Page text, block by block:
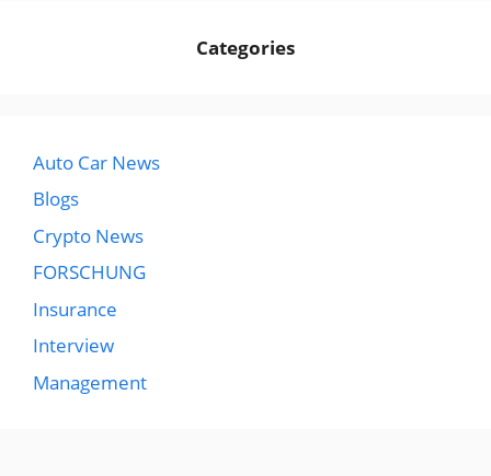
Categories
Auto Car News
Blogs
Crypto News
FORSCHUNG
Insurance
Interview
Management